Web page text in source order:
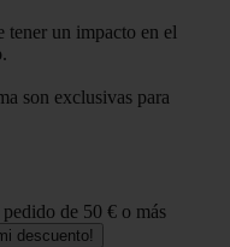
tener un impacto en el
son exclusivas para
de 50 € o más
descuento!